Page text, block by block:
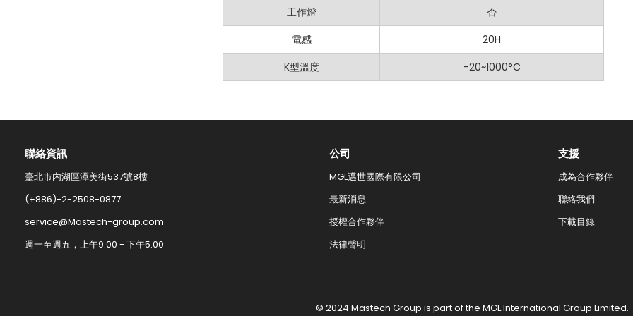
工作燈
否
電感
20H
K型溫度
-20~1000°C
聯絡資訊​
臺北市內湖區潭美街537號8樓
(+886)-2-2508-0877​
service@Mastech-group.com​
週一至週五，上午9:00 - 下午5:00​
公司
MGL邁世國際有限公司
最新消息
授權合作夥伴
法律聲明
支援
成為合作夥伴
聯絡我們​
下載目錄
© 2024 Mastech Group is part of the MGL International Group Limited.